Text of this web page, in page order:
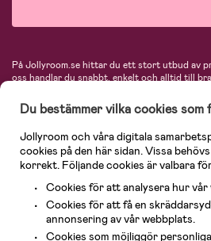
På Jollyroom.se hittar du ett stort utbud av
oss handlar du snabbt, enkelt och alltid till
hos oss. I vårt sortiment hittar du
baby, produkter för mamman, massor av
babyprodukter och mycket mer. Vi erbjuder
varumärken så som Britax, Maxi-Cosi, Baby
KidKraft, Ergobaby, Philips Avent, Neonate,
Välkommen in och kika runt i Nordens
Du bestämmer vilka cookies som
Jollyroom och våra digitala
cookies på den här sidan. Vissa
korrekt. Följande cookies är valbara
Cookies för att analysera hur vår
Cookies för att få en
annonsering av vår webbplats.
Cookies som möjliggör